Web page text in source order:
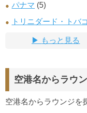
パナマ (5)
トリニダード・トバ
もっと見る
空港名からラウ
空港名からラウンジを